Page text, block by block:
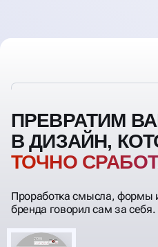
ПРЕВРАТИМ
В ДИЗАЙН,
ТОЧНО СР
Проработка смысла, формы
бренда говорил сам за себя.